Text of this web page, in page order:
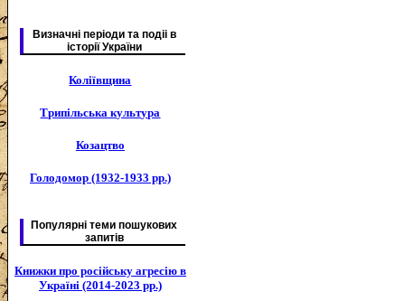
Визначні періоди та подіі в
історії України
Коліївщина
Трипільська культура
Козацтво
Голодомор (1932-1933 рр.)
Популярні теми пошукових
запитів
Книжки про російську агресію в
Україні (2014-2023 рр.)